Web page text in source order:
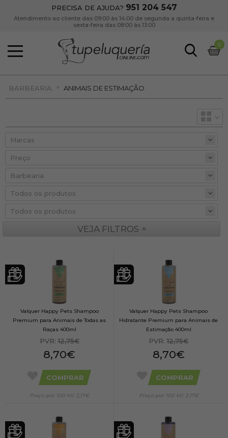
PRECISA DE AJUDA? 951 204 547
Atendimento ao cliente das 09:00 às 14:00 de segunda a quinta-feira e
sexta-feira das 08:00 às 13:00
0
BARBEARIA » ANIMAIS DE ESTIMAÇÃO
Preço
VEJA FILTROS »
Valquer Happy Pets Shampoo
Premium para Animais de Todas as
Raças 400ml
PVR:12,75€
8,70€
COMPRAR
Preço por 100 Ml: 2,17€
Valquer Happy Pets Shampoo
Hidratante Premium para Animais de
Estimação 400ml
PVR: 12,75€
8,70€
COMPRAR
Preço por 100 Ml: 2,17€